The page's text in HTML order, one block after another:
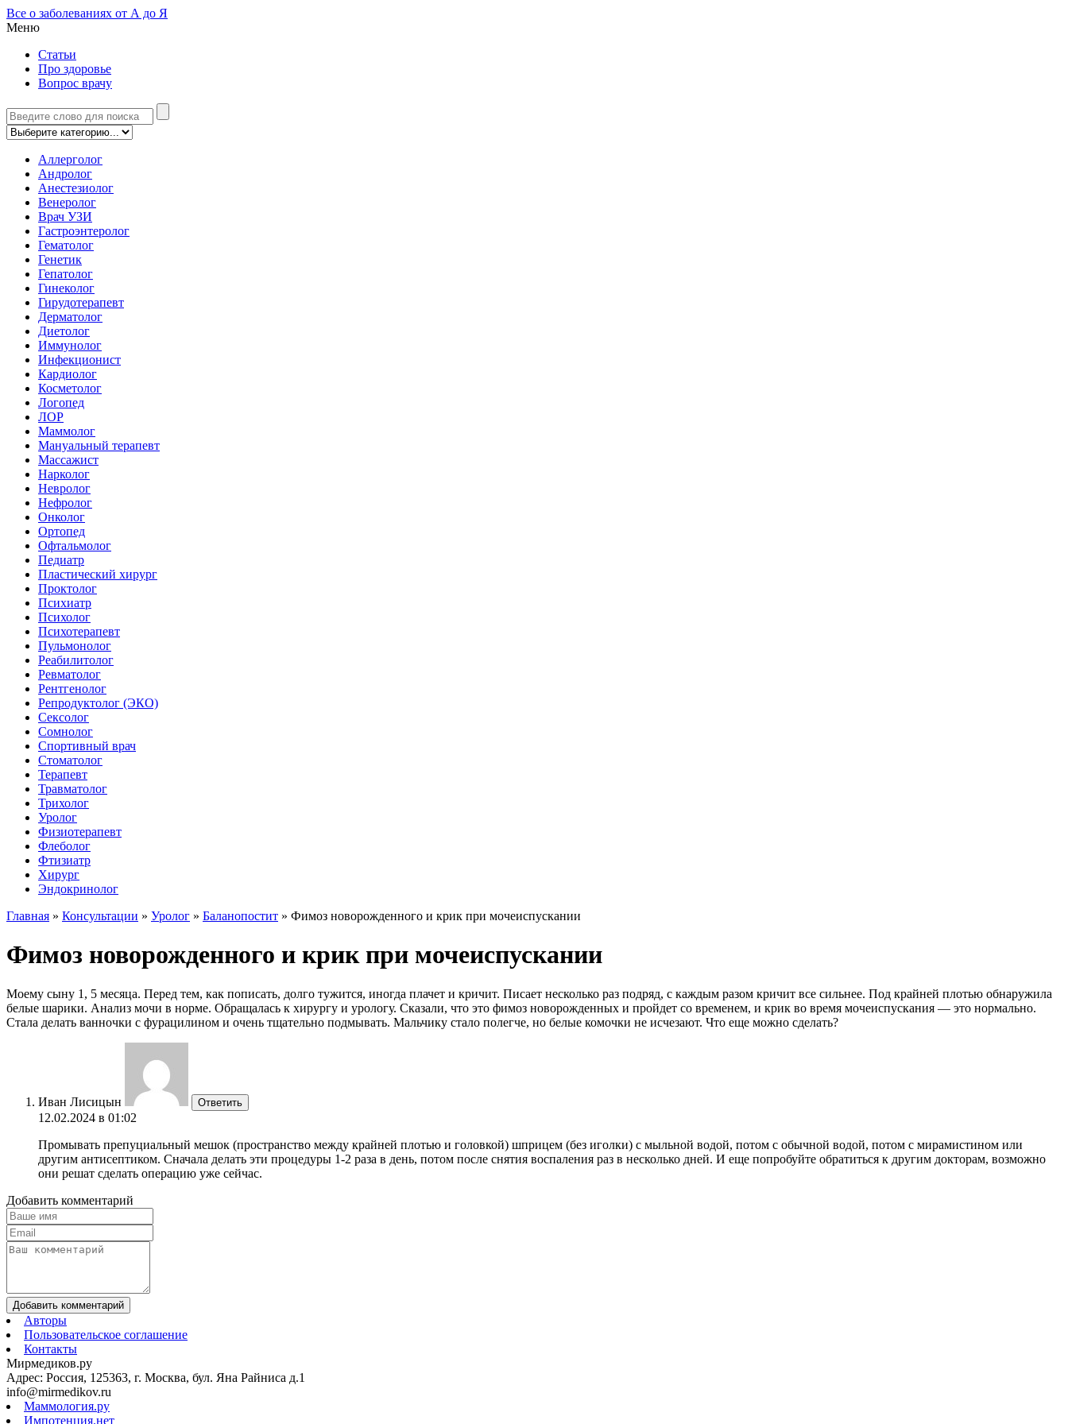
Все о заболеваниях от А до Я
Меню
Статьи
Про здоровье
Вопрос врачу
Аллерголог
Андролог
Анестезиолог
Венеролог
Врач УЗИ
Гастроэнтеролог
Гематолог
Генетик
Гепатолог
Гинеколог
Гирудотерапевт
Дерматолог
Диетолог
Иммунолог
Инфекционист
Кардиолог
Косметолог
Логопед
ЛОР
Маммолог
Мануальный терапевт
Массажист
Нарколог
Невролог
Нефролог
Онколог
Ортопед
Офтальмолог
Педиатр
Пластический хирург
Проктолог
Психиатр
Психолог
Психотерапевт
Пульмонолог
Реабилитолог
Ревматолог
Рентгенолог
Репродуктолог (ЭКО)
Сексолог
Сомнолог
Спортивный врач
Стоматолог
Терапевт
Травматолог
Трихолог
Уролог
Физиотерапевт
Флеболог
Фтизиатр
Хирург
Эндокринолог
Главная » Консультации » Уролог » Баланопостит » Фимоз новорожденного и крик при мочеиспускании
Фимоз новорожденного и крик при мочеиспускании
Моему сыну 1, 5 месяца. Перед тем, как пописать, долго тужится, иногда плачет и кричит. Писает несколько раз подряд, с каждым разом кричит все сильнее. Под крайней плотью обнаружила
белые шарики. Анализ мочи в норме. Обращалась к хирургу и урологу. Сказали, что это фимоз новорожденных и пройдет со временем, и крик во время мочеиспускания — это нормально.
Стала делать ванночки с фурацилином и очень тщательно подмывать. Мальчику стало полегче, но белые комочки не исчезают. Что еще можно сделать?
Иван Лисицын Ответить
12.02.2024 в 01:02
Промывать препуциальный мешок (пространство между крайней плотью и головкой) шприцем (без иголки) с мыльной водой, потом с обычной водой, потом с мирамистином или
другим антисептиком. Сначала делать эти процедуры 1-2 раза в день, потом после снятия воспаления раз в несколько дней. И еще попробуйте обратиться к другим докторам, возможно
они решат сделать операцию уже сейчас.
Добавить комментарий
Добавить комментарий
Авторы
Пользовательское соглашение
Контакты
Мирмедиков.ру
Адрес: Россия, 125363, г. Москва, бул. Яна Райниса д.1
info@mirmedikov.ru
Маммология.ру
Импотенция.нет